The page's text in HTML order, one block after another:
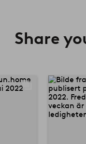
Share